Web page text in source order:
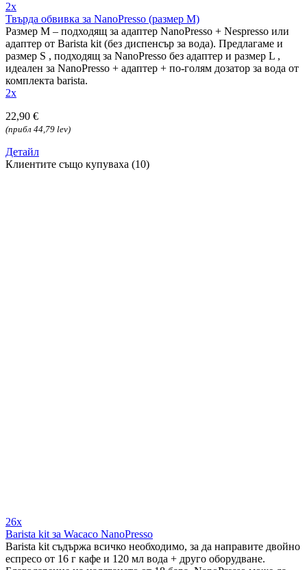
2x
Твърда обвивка за NanoPresso (размер M)
Размер M – подходящ за адаптер NanoPresso + Nespresso или
адаптер от Barista kit (без диспенсър за вода). Предлагаме и
размер S , подходящ за NanoPresso без адаптер и размер L ,
идеален за NanoPresso + адаптер + по-голям дозатор за вода от
комплекта barista.
2x
22,90 €
(прибл 44,79 lev)
Детайл
Клиентите също купуваха (10)
26x
Barista kit за Wacaco NanoPresso
Barista kit съдържа всичко необходимо, за да направите двойно
еспресо от 16 г кафе и 120 мл вода + друго оборудване.